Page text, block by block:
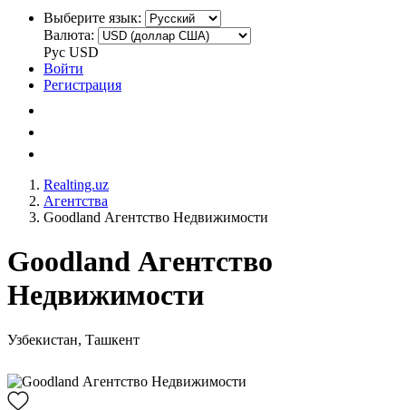
Выберите язык:
Валюта:
Рус USD
Войти
Регистрация
Realting.uz
Агентства
Goodland Агентство Недвижимости
Goodland Агентство
Недвижимости
Узбекистан, Ташкент